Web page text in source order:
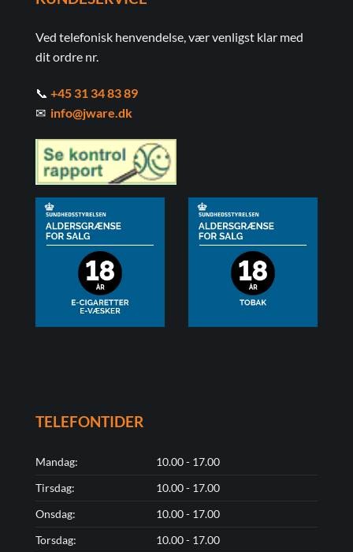
Ved telefonisk henvendelse, vær venligst klar med
dit ordre nr.
📞 +45 31 34 83 89
✉ info@jware.dk
TELEFONTIDER
Mandag:
10.00 - 17.00
Tirsdag:
10.00 - 17.00
Onsdag:
10.00 - 17.00
Torsdag:
10.00 - 17.00